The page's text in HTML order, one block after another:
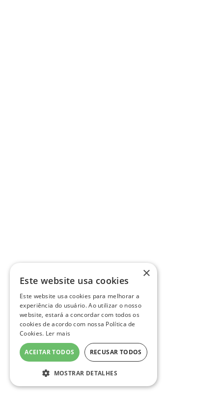
×
Este website usa cookies
Este website usa cookies para melhorar a
experiência do usuário. Ao utilizar o nosso
website, estará a concordar com todos os
cookies de acordo com nossa Política de
Cookies. Ler mais
ACEITAR TODOS RECUSAR TODOS
MOSTRAR DETALHES